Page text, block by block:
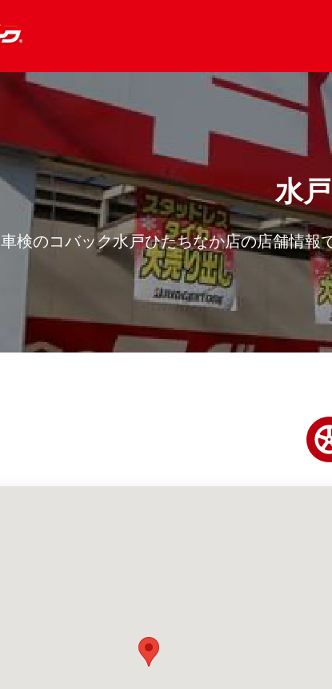
水
車検のコバック水戸ひたちなか店の店舗情報